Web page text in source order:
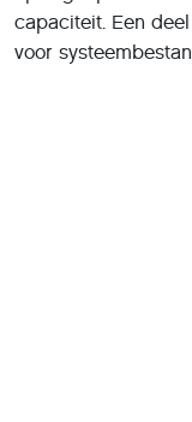
capaciteit. Een
voor